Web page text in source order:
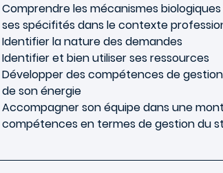
Comprendre les mécanismes
ses spécifités dans le contexte
Identifier la nature des demandes
Identifier et bien utiliser ses ressources
Développer des compétences de
de son énergie
Accompagner son équipe dans une
compétences en termes de gestion du